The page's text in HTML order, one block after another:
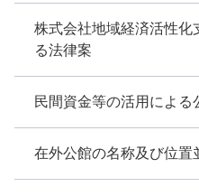
株式会社地域経済活性化
る法律案
民間資金等の活用による
在外公館の名称及び位置